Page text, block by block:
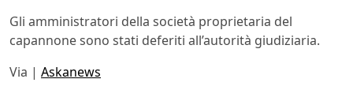
Gli amministratori della società proprietaria del
capannone sono stati deferiti all’autorità giudiziaria.
Via | Askanews